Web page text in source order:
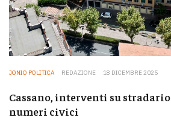
JONIO POLITICA REDAZIONE 18 DICEMBRE 2025
Cassano, interventi su
numeri civici